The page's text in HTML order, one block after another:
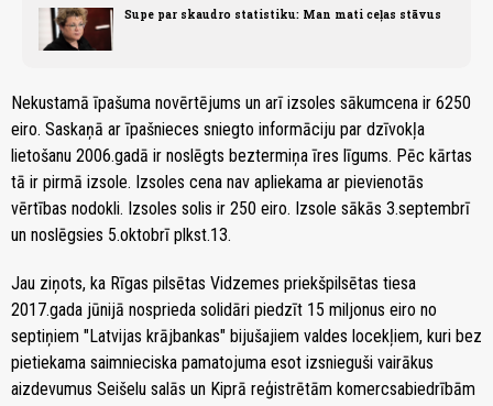
Supe par skaudro statistiku: Man mati ceļas stāvus
Nekustamā īpašuma novērtējums un arī izsoles sākumcena ir 6250
eiro. Saskaņā ar īpašnieces sniegto informāciju par dzīvokļa
lietošanu 2006.gadā ir noslēgts beztermiņa īres līgums. Pēc kārtas
tā ir pirmā izsole. Izsoles cena nav apliekama ar pievienotās
vērtības nodokli. Izsoles solis ir 250 eiro. Izsole sākās 3.septembrī
un noslēgsies 5.oktobrī plkst.13.
Jau ziņots, ka Rīgas pilsētas Vidzemes priekšpilsētas tiesa
2017.gada jūnijā nosprieda solidāri piedzīt 15 miljonus eiro no
septiņiem "Latvijas krājbankas" bijušajiem valdes locekļiem, kuri bez
pietiekama saimnieciska pamatojuma esot izsnieguši vairākus
aizdevumus Seišelu salās un Kiprā reģistrētām komercsabiedrībām